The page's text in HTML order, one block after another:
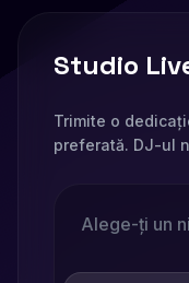
Studio
Trimite o
preferată. DJ-ul